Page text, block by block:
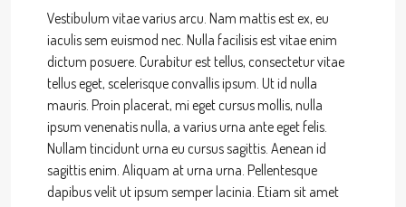
Vestibulum vitae varius arcu. Nam mattis est ex, eu
iaculis sem euismod nec. Nulla facilisis est vitae enim
dictum posuere. Curabitur est tellus, consectetur vitae
tellus eget, scelerisque convallis ipsum. Ut id nulla
mauris. Proin placerat, mi eget cursus mollis, nulla
ipsum venenatis nulla, a varius urna ante eget felis.
Nullam tincidunt urna eu cursus sagittis. Aenean id
sagittis enim. Aliquam at urna urna. Pellentesque
dapibus velit ut ipsum semper lacinia. Etiam sit amet